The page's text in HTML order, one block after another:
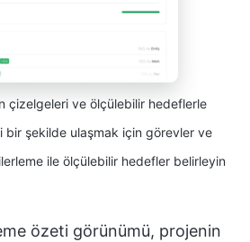
çizelgeleri ve ölçülebilir hedeflerle
bir şekilde ulaşmak için görevler ve
ile ölçülebilir hedefler belirleyin
özeti görünümü, projenin